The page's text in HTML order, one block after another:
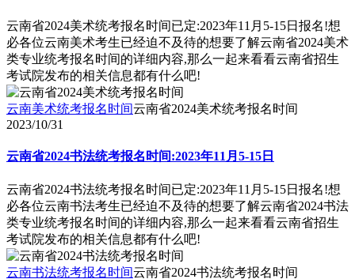
云南省2024美术统考报名时间已定:2023年11月5-15日报名!想
必各位云南美术考生已经迫不及待的想要了解云南省2024美术
类专业统考报名时间的详细内容,那么一起来看看云南省招生
考试院发布的相关信息都有什么吧!
云南美术统考报名时间云南省2024美术统考报名时间
2023/10/31
云南省2024书法统考报名时间:2023年11月5-15日
云南省2024书法统考报名时间已定:2023年11月5-15日报名!想
必各位云南书法考生已经迫不及待的想要了解云南省2024书法
类专业统考报名时间的详细内容,那么一起来看看云南省招生
考试院发布的相关信息都有什么吧!
云南书法统考报名时间云南省2024书法统考报名时间